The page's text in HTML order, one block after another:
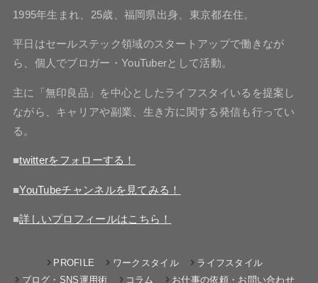
1995年生まれ、25歳、福岡県出身、東京都在住。
平日はセールステック領域のスタートアップで働きなが
ら、個人でブロガー・YouTuberとして活動。
主に「無印良品」を中心としたライフスタイいるを提案し
ながら、キャリアや副業、生き方に関する発信も行ってい
る。
■twitterをフォローする！
■YouTubeチャンネルを見てみる！
■詳しいプロフィールはこちら！
PROFILE ワークスタイル
ライフスタイル
ブログ・SNS運用術
コラム お仕事の依頼・お問い合わせ